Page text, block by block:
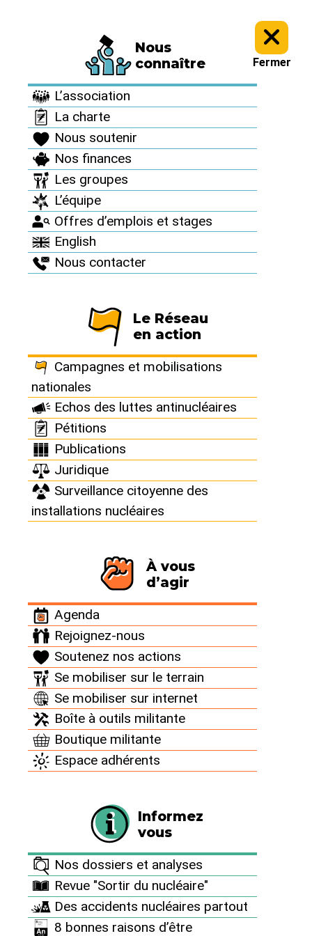
Nous
connaître
L’association
La charte
Nous soutenir
Nos finances
Les groupes
L’équipe
Offres d’emplois et stages
English
Nous contacter
Le Réseau
en action
Campagnes et mobilisations
nationales
Echos des luttes antinucléaires
Pétitions
Publications
Juridique
Surveillance citoyenne des
installations nucléaires
À vous
d’agir
Agenda
Rejoignez-nous
Soutenez nos actions
Se mobiliser sur le terrain
Se mobiliser sur internet
Boîte à outils militante
Boutique militante
Espace adhérents
Informez
vous
Nos dossiers et analyses
Revue "Sortir du nucléaire"
Des accidents nucléaires partout
8 bonnes raisons d’être
Fermer
Informez vous > Des accidents nucléaires partout >
Des accidents
nucléaires partout
France : Nogent :
Erreur de
paramétrage,
contrôle inefficace
et lenteur
La surveillance de la puissance
d’un réacteur mise à mal par les
incompétences d’EDF
28 mai 2024
Les faits
temps à EDF
pour saisir la
profondeur
de ses
erreurs. À
l’été 2022,